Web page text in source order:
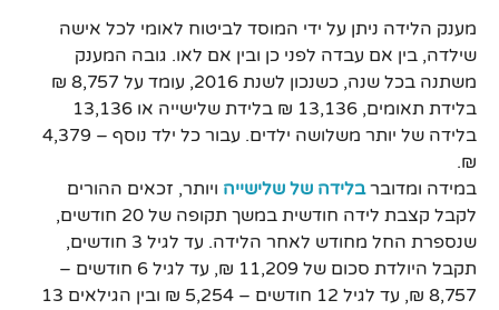
מענק הלידה ניתן על ידי המוסד לביטוח לאומי לכל אישה
שילדה, בין אם עבדה לפני כן ובין אם לאו. גובה המענק
משתנה בכל שנה, כשנכון לשנת 2016, עומד על 8,757 ₪
בלידת תאומים, 13,136 ₪ בלידת שלישייה או 13,136
בלידה של יותר משלושה ילדים. עבור כל ילד נוסף – 4,379
₪.
במידה ומדוברבלידה של שלישייה ויותר, זכאים ההורים
לקבל קצבת לידה חודשית במשך תקופה של 20 חודשים,
שנספרת החל מחודש לאחר הלידה. עד לגיל 3 חודשים,
תקבל היולדת סכום של 11,209 ₪, עד לגיל 6 חודשים –
8,757 ₪, עד לגיל 12 חודשים – 5,254 ₪ ובין הגילאים 13